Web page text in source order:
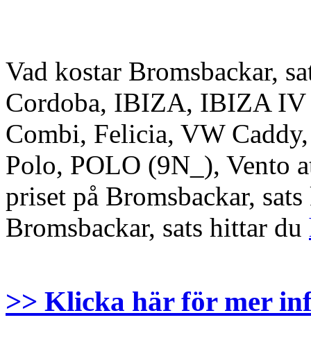
Vad kostar Bromsbackar,
Cordoba, IBIZA, IBIZA
Combi, Felicia, VW
Polo, POLO (9N_), Vento
priset på Bromsbackar,
Bromsbackar, sats hittar du
>> Klicka här för mer